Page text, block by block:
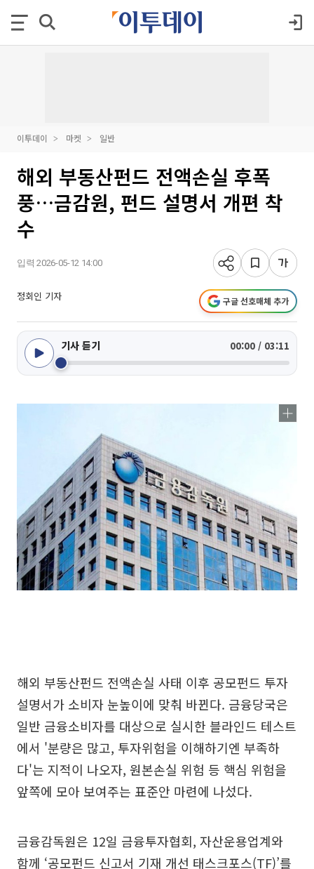
이투데이 마켓 일반
해외 부동산펀드 전액손실 후폭
풍…금감원, 펀드 설명서 개편 착
수
입력 2026-05-12 14:00
정회인 기자 구글 선호매체 추가
기사 듣기 00:00 / 03:11
해외 부동산펀드 전액손실 사태 이후 공모펀드 투자
설명서가 소비자 눈높이에 맞춰 바뀐다. 금융당국은
일반 금융소비자를 대상으로 실시한 블라인드 테스트
에서 '분량은 많고, 투자위험을 이해하기엔 부족하
다'는 지적이 나오자, 원본손실 위험 등 핵심 위험을
앞쪽에 모아 보여주는 표준안 마련에 나섰다.
금융감독원은 12일 금융투자협회, 자산운용업계와
함께 ‘공모펀드 신고서 기재 개선 태스크포스(TF)’를